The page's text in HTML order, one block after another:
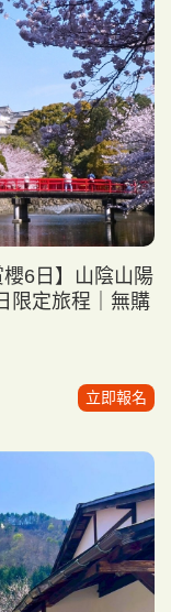
6日】山陰山陽
限定旅程｜無購
立即報名